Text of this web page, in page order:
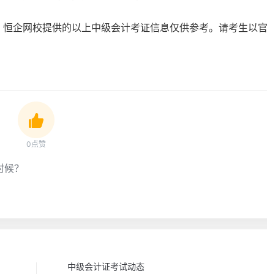
企网校提供的以上中级会计考证信息仅供参考。请考生以官
0点赞
？
中级会计证考试动态